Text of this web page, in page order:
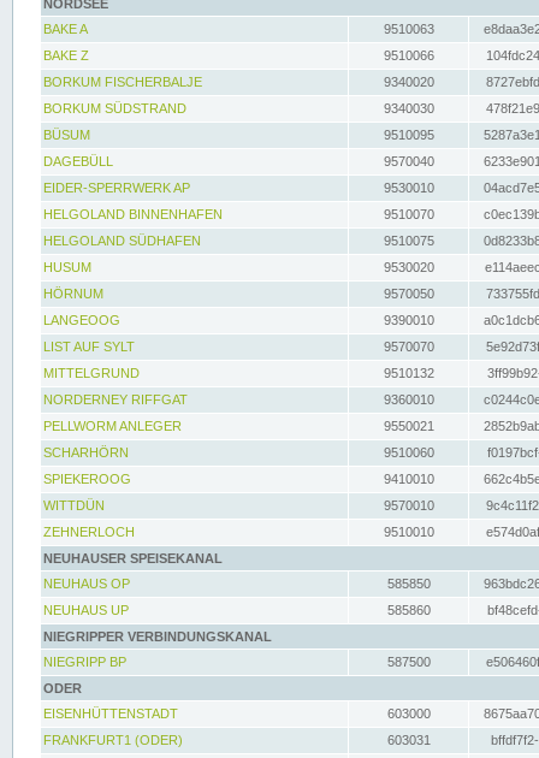
NORDSEE
BAKE A
9510063
BAKE Z
9510066
BORKUM FISCHERBALJE
9340020
BORKUM SÜDSTRAND
9340030
BÜSUM
9510095
DAGEBÜLL
9570040
EIDER-SPERRWERK AP
9530010
HELGOLAND BINNENHAFEN
9510070
HELGOLAND SÜDHAFEN
9510075
HUSUM
9530020
HÖRNUM
9570050
LANGEOOG
9390010
LIST AUF SYLT
9570070
MITTELGRUND
9510132
NORDERNEY RIFFGAT
9360010
PELLWORM ANLEGER
9550021
SCHARHÖRN
9510060
SPIEKEROOG
9410010
WITTDÜN
9570010
ZEHNERLOCH
9510010
NEUHAUSER SPEISEKANAL
NEUHAUS OP
585850
NEUHAUS UP
585860
NIEGRIPPER VERBINDUNGSKANAL
NIEGRIPP BP
587500
ODER
EISENHÜTTENSTADT
603000
FRANKFURT1 (ODER)
603031